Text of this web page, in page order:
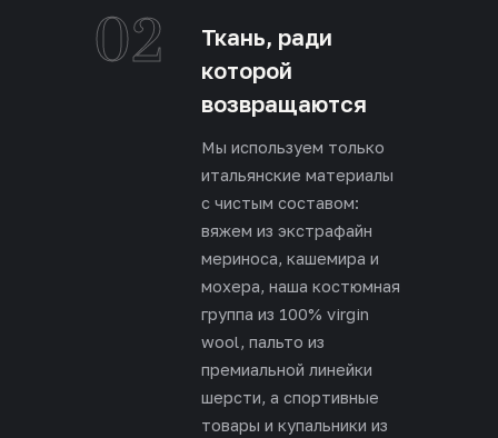
02
Ткань, ради
которой
возвращаются
Мы используем только
итальянские материалы
с чистым составом:
вяжем из экстрафайн
мериноса, кашемира и
мохера, наша костюмная
группа из 100% virgin
wool, пальто из
премиальной линейки
шерсти, а спортивные
товары и купальники из